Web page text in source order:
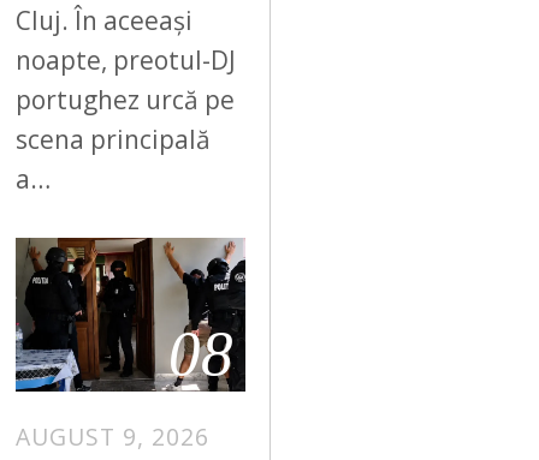
Cluj. În aceeași
noapte, preotul-DJ
portughez urcă pe
scena principală
a…
08
AUGUST 9, 2026